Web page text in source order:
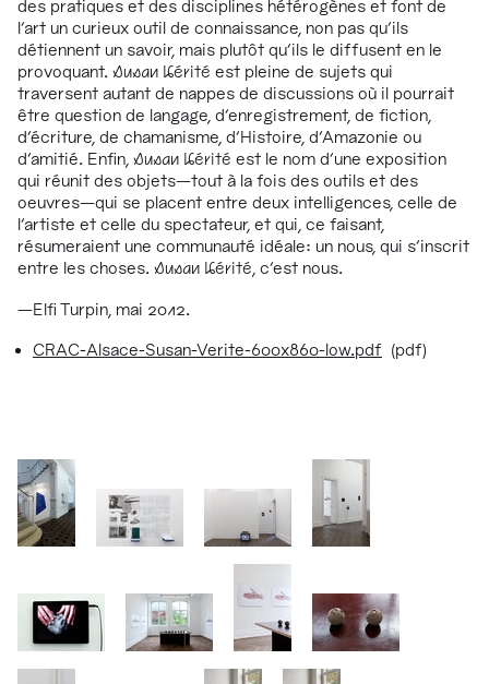
des pratiques et des disciplines hétérogènes et font de
l’art un curieux outil de connaissance, non pas qu’ils
détiennent un savoir, mais plutôt qu’ils le diffusent en le
provoquant. Susan Vérité est pleine de sujets qui
traversent autant de nappes de discussions où il pourrait
être question de langage, d’enregistrement, de fiction,
d’écriture, de chamanisme, d’Histoire, d’Amazonie ou
d’amitié. Enfin, Susan Vérité est le nom d’une exposition
qui réunit des objets—tout à la fois des outils et des
oeuvres—qui se placent entre deux intelligences, celle de
l’artiste et celle du spectateur, et qui, ce faisant,
résumeraient une communauté idéale: un nous, qui s’inscrit
entre les choses. Susan Vérité , c’est nous.
—Elfi Turpin, mai 2012.
CRAC-Alsace-Susan-Verite-600x860-low.pdf (pdf)
1/63